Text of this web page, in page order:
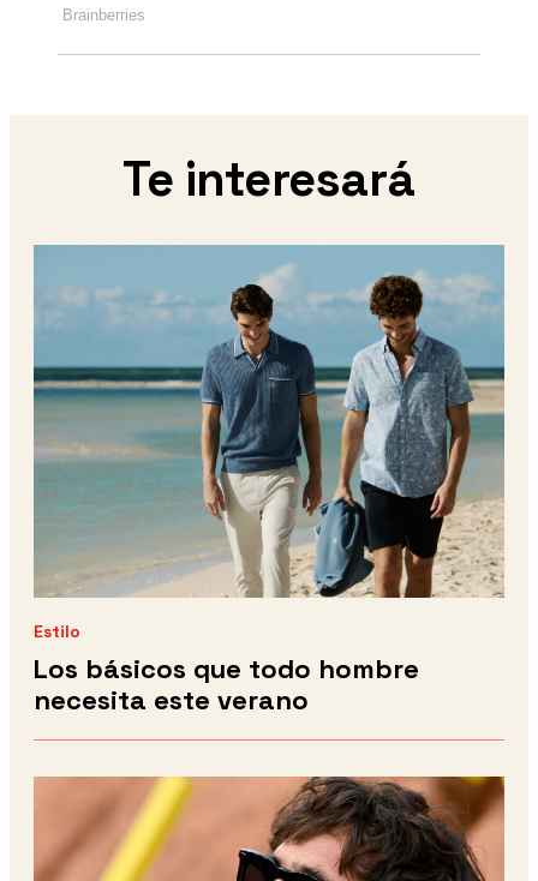
Te interesará
Estilo
Los básicos que todo hombre
necesita este verano